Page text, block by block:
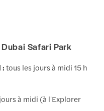
Safari Park
:tous les jours à midi 15 h
à midi (à l'Explorer